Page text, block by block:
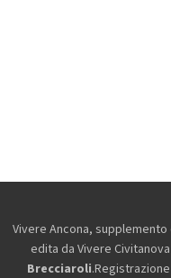
Vivere Ancona,
edita da Vivere
Brecciaroli